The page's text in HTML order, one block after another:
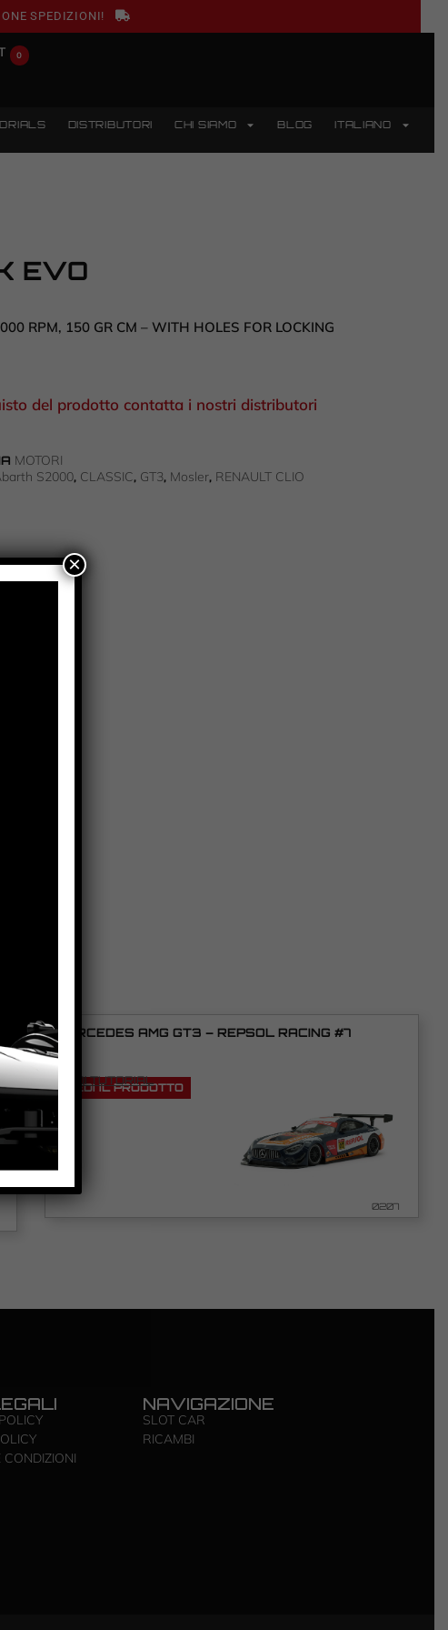
SPEDIZIONI!
0
DISTRIBUTORI CHI SIAMO BLOG ITALIANO
EVO
RPM, 150 GR CM – WITH HOLES FOR LOCKING
del prodotto contatta i nostri distributori
MOTORI
S2000, CLASSIC, GT3, Mosler, RENAULT CLIO
MERCEDES AMG GT3 – REPSOL RACING #7
VEDI TUTORIAL
VEDI IL PRODOTTO
0207
CONDIZIONI
NAVIGAZIONE
SLOT CAR
RICAMBI
×